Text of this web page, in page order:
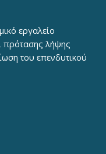
εργαλείο
πρότασης λήψης
του επενδυτικού